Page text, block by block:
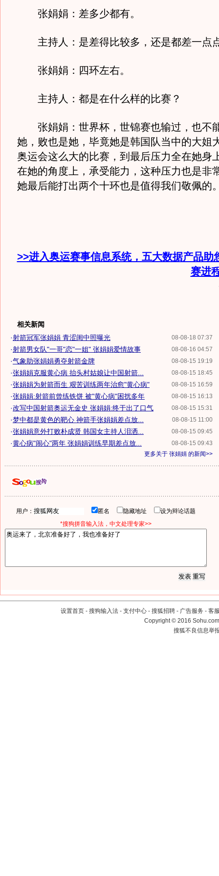
张娟娟：差多少都有。
主持人：是差得比较多，还是都差一点
张娟娟：四环左右。
主持人：都是在什么样的比赛？
张娟娟：世界杯，世锦赛也输过，也不
她，败也是她，毕竟她是韩国队当中的大姐
奥运会这么大的比赛，到最后压力全在她身
在她的角度上，承受能力，这种压力也是非
她最后能打出两个十环也是值得我们敬佩的
>>进入奥运赛事信息系统，五大数据产品助
赛进
相关新闻
08-08-18 07:37
·射箭冠军张娟娟 青涩闺中照曝光
08-08-16 04:57
·射箭男女队"一哥"恋"一姐" 张娟娟爱情故事
08-08-15 19:19
·气象助张娟娟勇夺射箭金牌
08-08-15 18:45
·张娟娟克服黄心病 抬头村姑娘让中国射箭...
08-08-15 16:59
·张娟娟为射箭而生 艰苦训练两年治愈"黄心病"
08-08-15 16:13
·张娟娟:射箭前曾练铁饼 被"黄心病"困扰多年
08-08-15 15:31
·改写中国射箭奥运无金史 张娟娟:终于出了口气
08-08-15 11:00
·梦中都是黄色的靶心 神箭手张娟娟差点放...
08-08-15 09:45
·张娟娟意外打败朴成贤 韩国女主持人泪洒...
08-08-15 09:43
·黄心病"闹心"两年 张娟娟训练早期差点放...
更多关于 张娟娟 的新闻>>
用户： 匿名 隐藏地址
设为辩论话题
*搜狗拼音输入法，中文处理专家>>
设置首页 - 搜狗输入法 - 支付中心 - 搜狐招聘 - 广告服务 - 客
Copyright©2016
搜狐不良信息举